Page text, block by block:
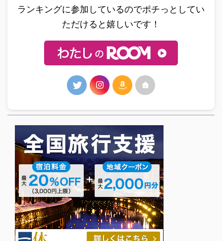
ランキングに参加しているのでポチっとしてい
ただけると嬉しいです！